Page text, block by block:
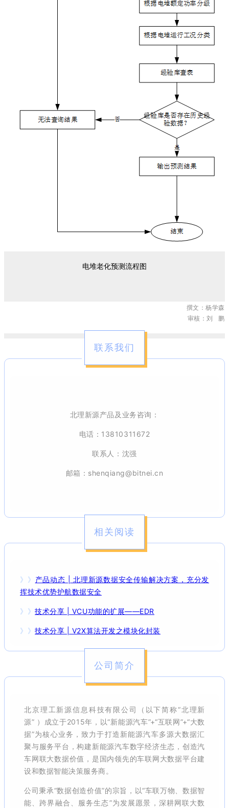
电堆老化预测 流程图
撰文：杨学森
审核：刘 鹏
联系我们
北理新源产品及业务咨询：
电话：13810311672
联系人：沈强
邮箱：shenqiang@bitnei.cn
相关阅读
》》 产品动态 | 北理新源数据安全传输解决方案，充分发
挥技术优势护航数据安全
》》技术分享 | VCU功能的扩展——EDR
》》技术分享 | V2X算法开发之模块化封装
公司简介
北京理工新源信息科技有限公司（以下简称“北理新
源” ）成立于2015年，以“新能源汽车”+“互联网”+“大数
据”为核心业务，致力于打造新能源汽车多源大数据汇
聚与服务平台，构建新能源汽车数字经济生态，创造汽
车网联大数据价值，是国内领先的车联网大数据平台建
设和数据智能决策服务商。
公司秉承“数据创造价值”的宗旨，以“车联万物、数据智
能、跨界融合、服务生态”为发展愿景，深耕网联大数